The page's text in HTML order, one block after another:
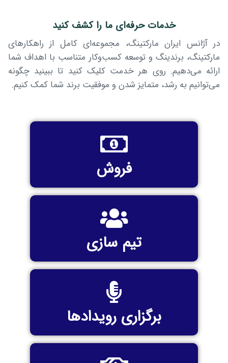
خدمات حرفه‌ای ما را کشف کنید
در آژانس ایران مارکتینگ، مجموعه‌ای کامل از راهکارهای
مارکتینگ، برندینگ و توسعه کسب‌وکار متناسب با اهداف شما
ارائه می‌دهیم. روی هر خدمت کلیک کنید تا ببینید چگونه
می‌توانیم به رشد، متمایز شدن و موفقیت برند شما کمک کنیم.
فروش
تیم سازی
برگزاری رویدادها